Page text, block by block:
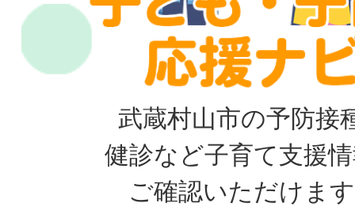
武蔵村山市の予防接
健診など子育て支援
ご確認いただけま